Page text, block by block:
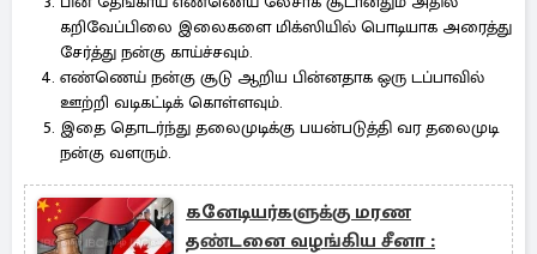
கறிவேப்பிலை இலைகளை மிக்ஸியில் பொடியாக அரைத்து
சேர்த்து நன்கு காய்ச்சவும்.
எண்ணெய் நன்கு சூடு ஆறிய பின்னதாக ஒரு டப்பாவில்
ஊற்றி வடிகட்டிக் கொள்ளவும்.
இதை தொடர்ந்து தலைமுடிக்கு பயன்படுத்தி வர தலைமுடி
நன்கு வளரும்.
கனேடியர்களுக்கு மரண
தண்டனை வழங்கிய சீனா :